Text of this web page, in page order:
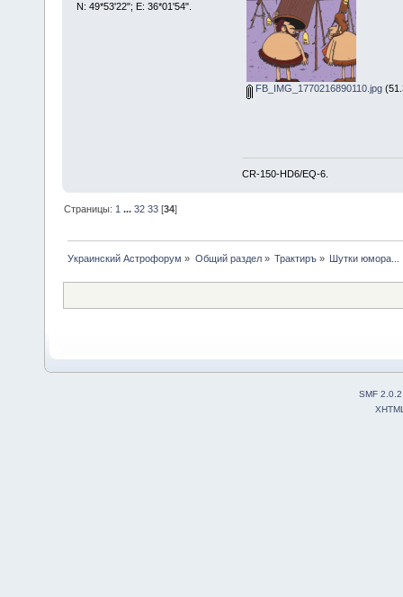
N: 49*53'22"; E: 36*01'54".
FB_IMG_1770216890110.jpg
CR-150-HD6/EQ-6.
Страницы: 1 ...32 33 [34]
Украинский Астрофорум » Общий раздел» Трактиръ» Шутки юмора...
SMF 2.0.2